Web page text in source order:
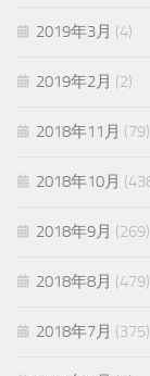
2019年3月 (4)
2019年2月 (2)
2018年11月 (79)
2018年10月
2018年9月 (269)
2018年8月 (479)
2018年7月 (375)